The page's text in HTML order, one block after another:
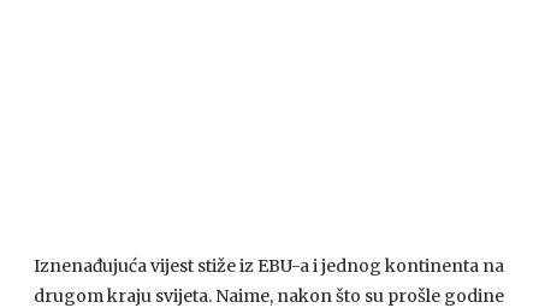
Iznenađujuća vijest stiže iz EBU-a i jednog kontinenta na
drugom kraju svijeta. Naime, nakon što su prošle godine